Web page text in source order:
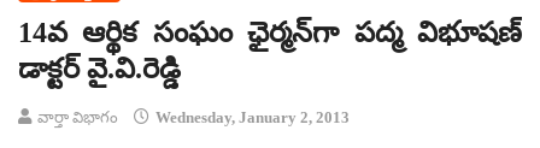
14వ ఆర్థిక సంఘం ఛైర్మన్‌గా పద్మ విభూషణ్
డాక్టర్ వై.వి.రెడ్డి
వార్తా విభాగం Wednesday, January 2, 2013